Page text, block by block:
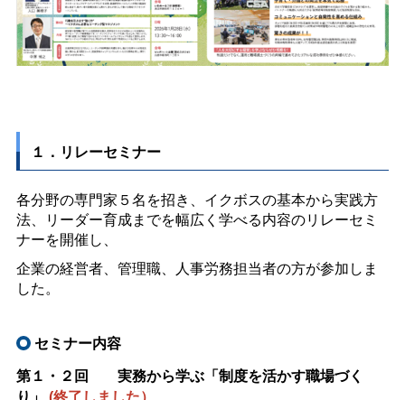
１．リレーセミナー
各分野の専門家５名を招き、イクボスの基本から実践方
法、リーダー育成までを幅広く学べる内容のリレーセミ
ナーを開催し、
企業の経営者、管理職、人事労務担当者の方が参加しま
した。
セミナー内容
第１・２回
実務から学ぶ「制度を活かす職場づく